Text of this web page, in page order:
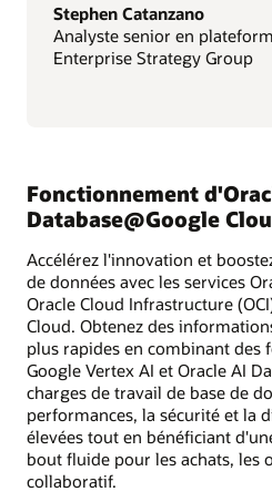
Stephen Catanzano
Analyste senior en
Enterprise Strategy Group
Fonctionnement
Database@Google
Accélérez l'innovation et
de données avec les services
Oracle Cloud Infrastructure
Cloud. Obtenez des
plus rapides en combinant des
Google Vertex AI et Oracle AI
charges de travail de base de
performances, la sécurité et la
élevées tout en bénéficiant
bout fluide pour les achats, les
collaboratif.